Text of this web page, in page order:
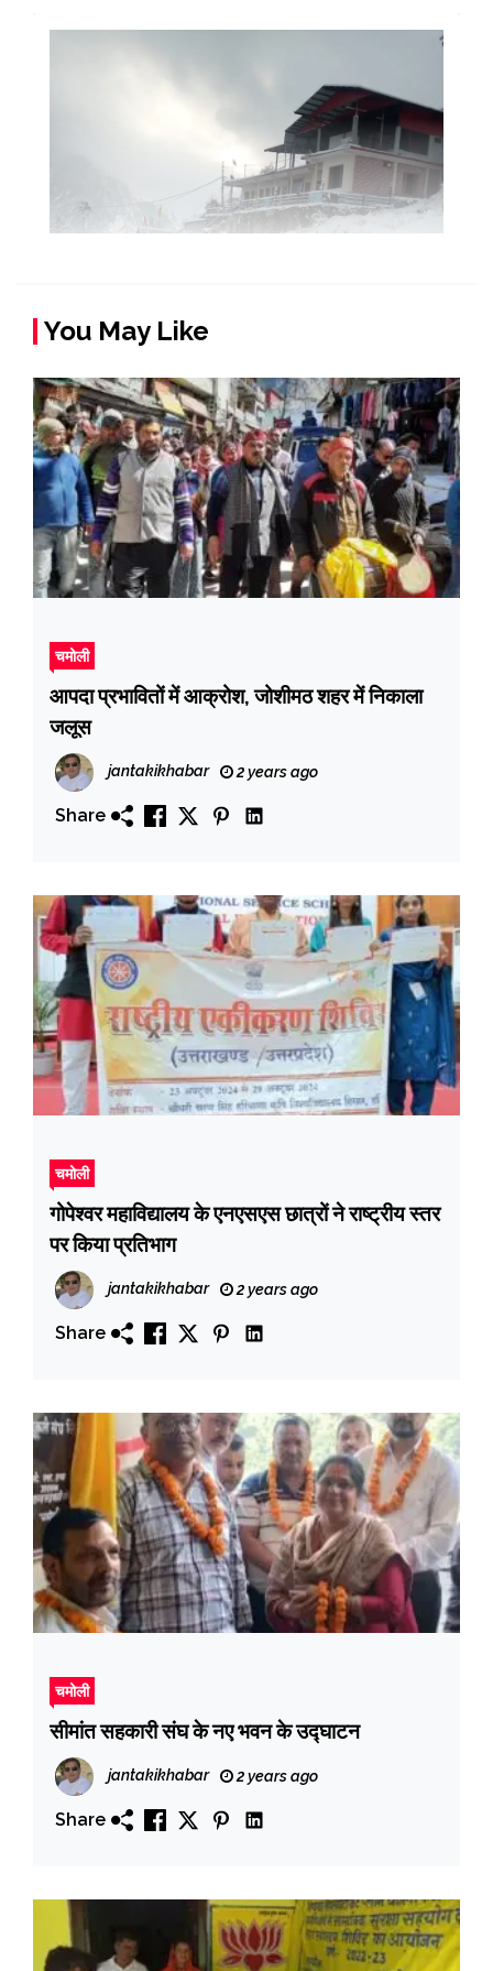
You May Like
चमोली
आपदा प्रभावितों में आक्रोश, जोशीमठ शहर में निकाला
जलूस
jantakikhabar 2 years ago
Share
चमोली
गोपेश्वर महाविद्यालय के एनएसएस छात्रों ने राष्ट्रीय स्तर
पर किया प्रतिभाग
jantakikhabar 2 years ago
Share
चमोली
सीमांत सहकारी संघ के नए भवन के उद्घाटन
jantakikhabar 2 years ago
Share